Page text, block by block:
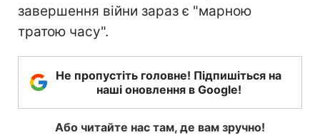
завершення війни зараз є "марною
тратою часу".
Не пропустіть головне! Підпишіться на
наші оновлення в Google!
Або читайте нас там, де вам зручно!